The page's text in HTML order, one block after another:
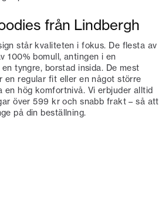
från Lindbergh
står kvaliteten i fokus. De flesta av
100% bomull, antingen i en
tyngre, borstad insida. De mest
en regular fit eller en något större
en hög komfortnivå. Vi erbjuder alltid
över 599 kr och snabb frakt – så att
på din beställning.